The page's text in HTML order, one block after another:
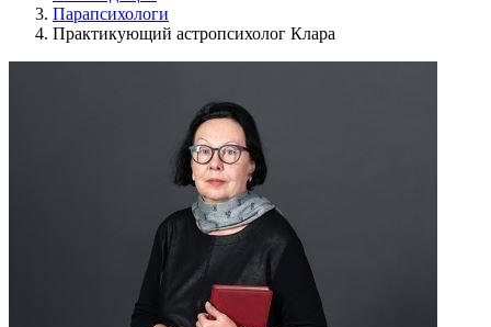
Парапсихологи
Практикующий астропсихолог Клара